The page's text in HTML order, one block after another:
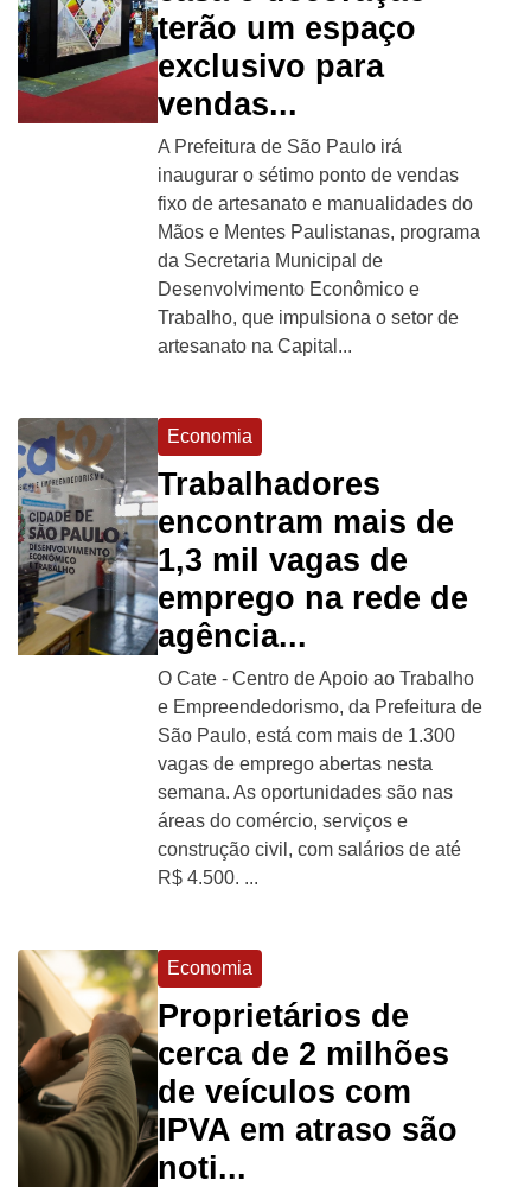
terão um espaço
exclusivo para
vendas...
A Prefeitura de São Paulo irá
inaugurar o sétimo ponto de vendas
fixo de artesanato e manualidades do
Mãos e Mentes Paulistanas, programa
da Secretaria Municipal de
Desenvolvimento Econômico e
Trabalho, que impulsiona o setor de
artesanato na Capital...
Economia
Trabalhadores
encontram mais de
1,3 mil vagas de
emprego na rede de
agência...
O Cate - Centro de Apoio ao Trabalho
e Empreendedorismo, da Prefeitura de
São Paulo, está com mais de 1.300
vagas de emprego abertas nesta
semana. As oportunidades são nas
áreas do comércio, serviços e
construção civil, com salários de até
R$ 4.500. ...
Economia
Proprietários de
cerca de 2 milhões
de veículos com
IPVA em atraso são
noti...